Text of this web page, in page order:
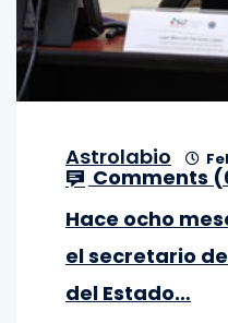
Astrolabio
Comments (
Hace ocho
el secretario
del Estado…